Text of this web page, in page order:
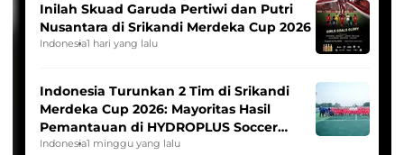
Inilah Skuad Garuda Pertiwi dan Putri
Nusantara di Srikandi Merdeka Cup 2026
Indonesia1 hari yang lalu
Indonesia Turunkan 2 Tim di Srikandi
Merdeka Cup 2026: Mayoritas Hasil
Pemantauan di HYDROPLUS Soccer
League
Indonesia1 minggu yang lalu